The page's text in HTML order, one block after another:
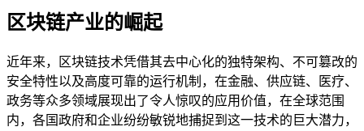
区块链产业的崛起
近年来，区块链技术凭借其去中心化的独特架构、不可篡改的
安全特性以及高度可靠的运行机制，在金融、供应链、医疗、
政务等众多领域展现出了令人惊叹的应用价值，在全球范围
内，各国政府和企业纷纷敏锐地捕捉到这一技术的巨大潜力，